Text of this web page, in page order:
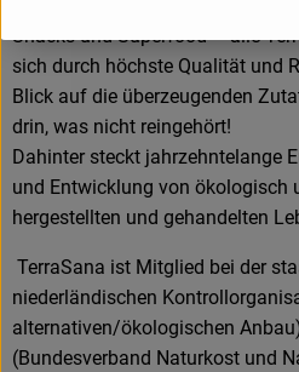
Snacks und Superfood – alle
sich durch höchste Qualität und
Blick auf die überzeugenden
drin, was nicht reingehört!
Dahinter steckt jahrzehntelange
und Entwicklung von ökologisch
hergestellten und gehandelten
TerraSana ist Mitglied bei der
niederländischen
alternativen/ökologischen
(Bundesverband Naturkost und